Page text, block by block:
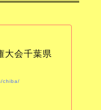
大会千葉県
chiba/